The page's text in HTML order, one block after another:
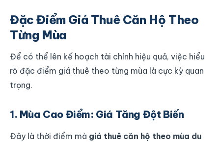
Đặc Điểm Giá Thuê Căn Hộ Theo
Từng Mùa
Để có thể lên kế hoạch tài chính hiệu quả, việc hiểu
rõ đặc điểm giá thuê theo từng mùa là cực kỳ quan
trọng.
1. Mùa Cao Điểm: Giá Tăng Đột Biến
Đây là thời điểm mà giá thuê căn hộ theo mùa du